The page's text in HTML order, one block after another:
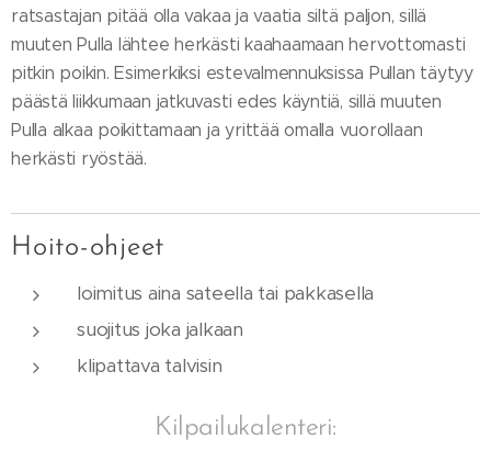
ratsastajan pitää olla vakaa ja vaatia siltä paljon, sillä
muuten Pulla lähtee herkästi kaahaamaan hervottomasti
pitkin poikin. Esimerkiksi estevalmennuksissa Pullan täytyy
päästä liikkumaan jatkuvasti edes käyntiä, sillä muuten
Pulla alkaa poikittamaan ja yrittää omalla vuorollaan
herkästi ryöstää.
Hoito-ohjeet
loimitus aina sateella tai pakkasella
suojitus joka jalkaan
klipattava talvisin
Kilpailukalenteri: